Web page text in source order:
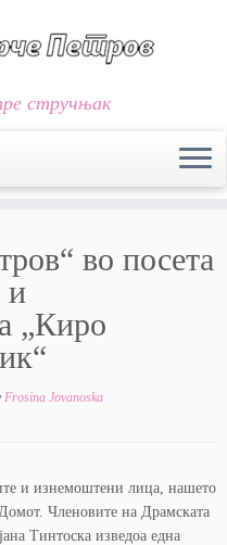
стручњак
во посета
и
„Киро
Frosina Jovanoska
и изнемоштени лица, нашето
Членовите на Драмската
Тинтоска изведоа една